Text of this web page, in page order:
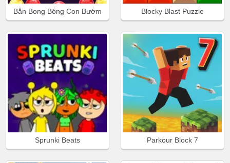
Bắn Bong Bóng Con Bướm Blocky Blast Puzzle
Sprunki Beats Parkour Block 7